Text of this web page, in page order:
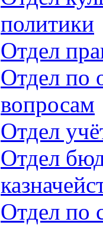
политики
Отдел
Отдел по
вопросам
Отдел
Отдел
Отдел по